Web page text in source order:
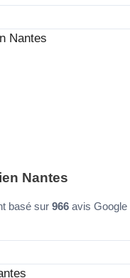
Nantes
basé sur 966 avis Google